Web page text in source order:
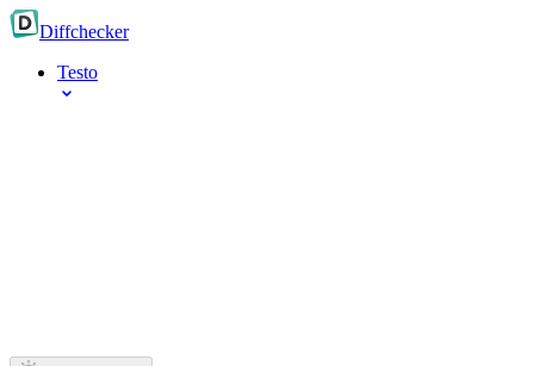
Diffchecker
Testo